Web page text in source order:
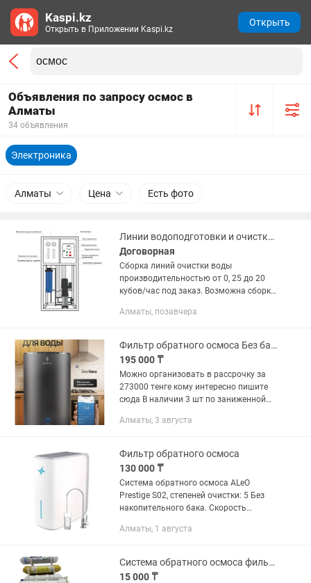
Объявления по запросу осмос в
Алматы
34 объявления
Электроника
Алматы Цена Есть фото
Линии водоподготовки и очистки воды (обратный осмос)
Договорная
Сборка линий очистки воды
производительностью от 0, 25 до 20
кубов/час под заказ. Возможна сборка
компонентов: — установка обратного
Алматы, позавчера
Фильтр обратного осмоса Без бака
195 000 ₸
Можно организовать в рассрочку за
273000 тенге кому интересно пишите
сюда В наличии 3 шт по заниженной
Писать на сообщение. Помогу с
Алматы, 3 августа
Фильтр обратного осмоса
130 000 ₸
Система обратного осмоса ALeO
Prestige S02, степеней очистки: 5 Без
накопительного бака. Скорость
(Ш х В х Г)18,9х39,1х43,5 см Новая
Алматы, 1 августа
Система обратного осмоса фильтр для питьевой воды
15 000 ₸
Kaspi.kz
Открыть в Приложении Kaspi.kz
Открыть